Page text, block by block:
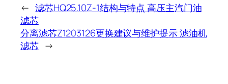
← 滤芯HQ25.10Z-1结构与特点 高压主汽门油
滤芯
分离滤芯Z1203126更换建议与维护提示 滤油机
滤芯 →